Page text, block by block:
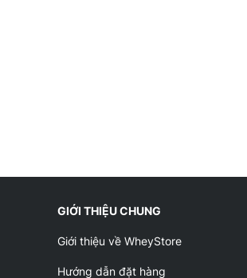
GIỚI THIỆU CHUNG
Giới thiệu về WheyStore
Hướng dẫn đặt hàng